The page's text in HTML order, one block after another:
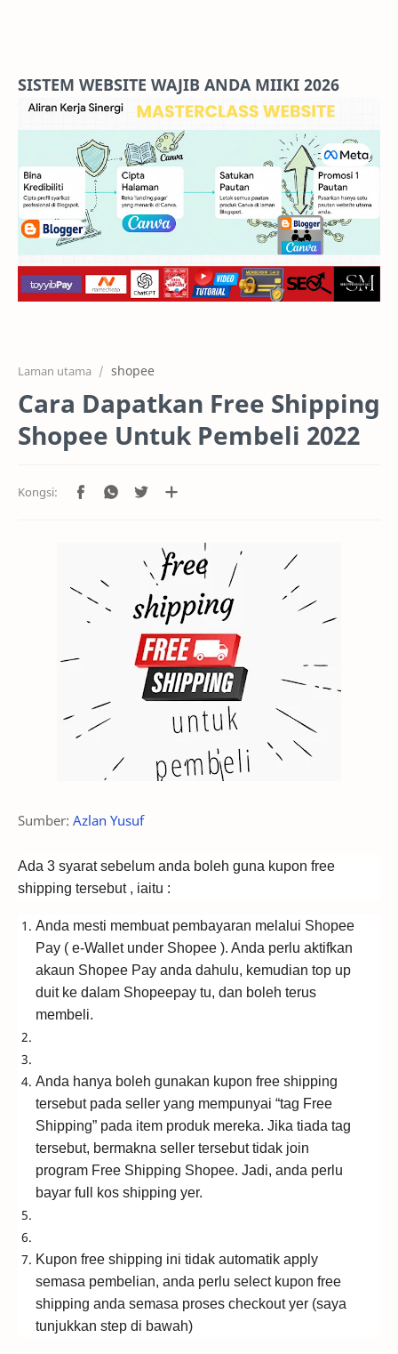
Features
Pricing
Services
RTL Mode
SISTEM WEBSITE WAJIB ANDA MIIKI 2026
Laman utama shopee
Cara Dapatkan Free Shipping
Shopee Untuk Pembeli 2022
Sumber: Azlan Yusuf
Ada 3 syarat sebelum anda boleh guna kupon free
shipping tersebut , iaitu :
Anda mesti membuat pembayaran melalui Shopee
Pay ( e-Wallet under Shopee ). Anda perlu aktifkan
akaun Shopee Pay anda dahulu, kemudian top up
duit ke dalam Shopeepay tu, dan boleh terus
membeli.
Anda hanya boleh gunakan kupon free shipping
tersebut pada seller yang mempunyai “tag Free
Shipping” pada item produk mereka. Jika tiada tag
tersebut, bermakna seller tersebut tidak join
program Free Shipping Shopee. Jadi, anda perlu
bayar full kos shipping yer.
Kupon free shipping ini tidak automatik apply
semasa pembelian, anda perlu select kupon free
shipping anda semasa proses checkout yer (saya
tunjukkan step di bawah)